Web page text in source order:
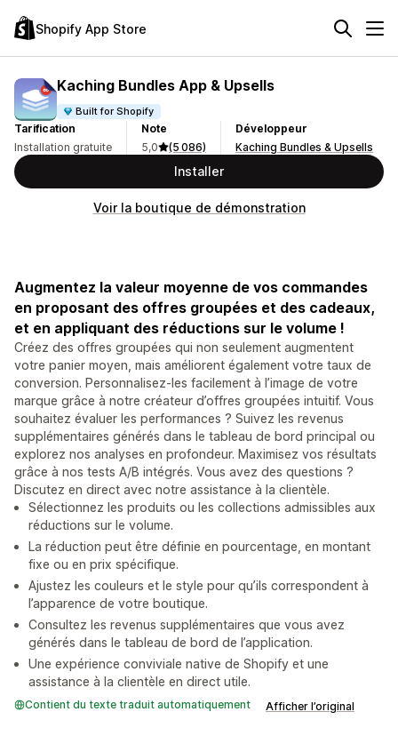
Shopify App Store
Kaching Bundles App & Upsells
Built for Shopify
Tarification
Installation gratuite
Note
5,0
(5 086)
Développeur
Kaching Bundles & Upsells
Installer
Voir la boutique de démonstration
Augmentez la valeur moyenne de vos commandes
en proposant des offres groupées et des cadeaux,
et en appliquant des réductions sur le volume !
Créez des offres groupées qui non seulement augmentent
votre panier moyen, mais améliorent également votre taux de
conversion. Personnalisez-les facilement à l’image de votre
marque grâce à notre créateur d’offres groupées intuitif. Vous
souhaitez évaluer les performances ? Suivez les revenus
supplémentaires générés dans le tableau de bord principal ou
explorez nos analyses en profondeur. Maximisez vos résultats
grâce à nos tests A/B intégrés. Vous avez des questions ?
Discutez en direct avec notre assistance à la clientèle.
Sélectionnez les produits ou les collections admissibles aux
réductions sur le volume.
La réduction peut être définie en pourcentage, en montant
fixe ou en prix spécifique.
Ajustez les couleurs et le style pour qu’ils correspondent à
l’apparence de votre boutique.
Consultez les revenus supplémentaires que vous avez
générés dans le tableau de bord de l’application.
Une expérience conviviale native de Shopify et une
assistance à la clientèle en direct utile.
Contient du texte traduit automatiquement Afficher l’original